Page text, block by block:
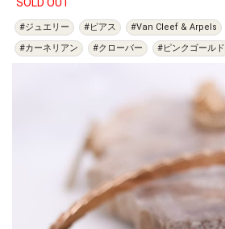
SOLD OUT
#ジュエリー #ピアス #Van Cleef & Arpels
#カーネリアン
#クローバー #ピンクゴールド